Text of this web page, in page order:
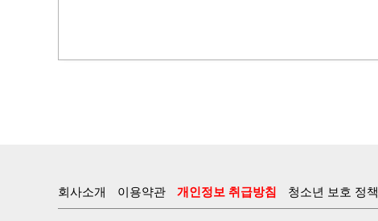
회사소개 이용약관 개인정보 취급방침 청소년 보호 정책